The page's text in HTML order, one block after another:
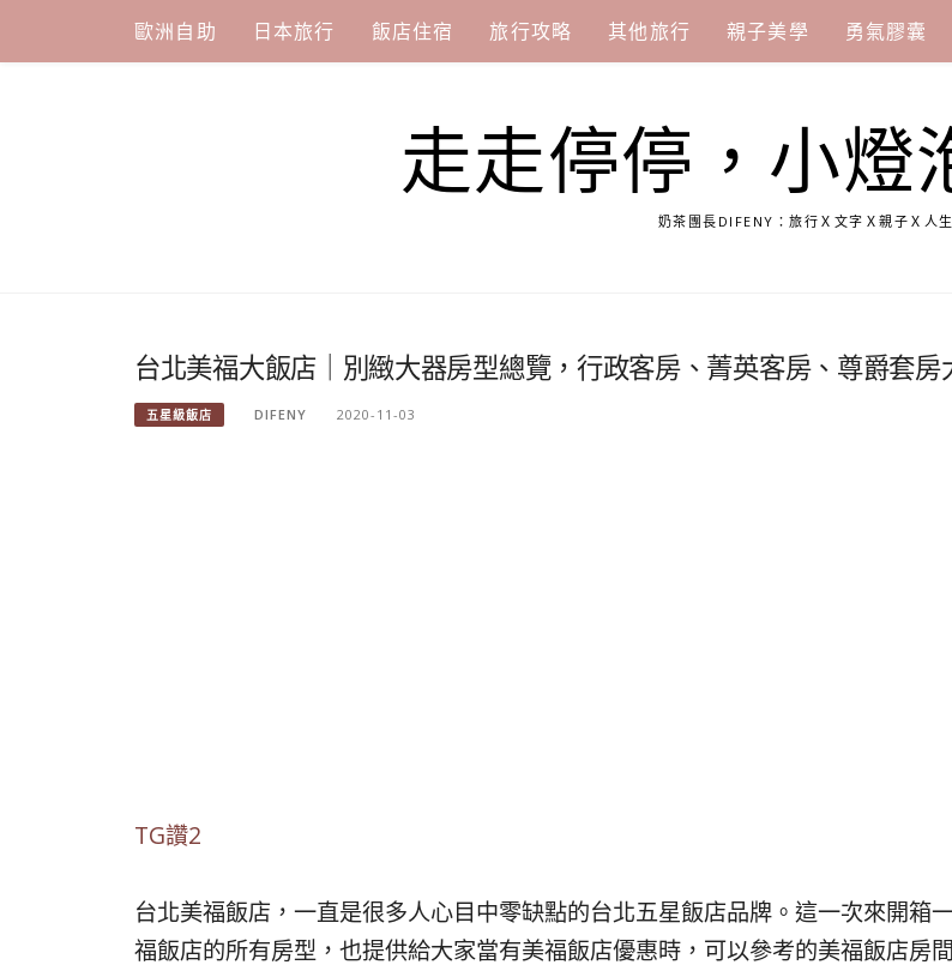
content
歐洲自助 日本旅行 飯店住宿 旅行攻略 其他旅行 親子美學 勇氣膠囊
走走停停，小燈
奶茶團長DIFENY：旅行Ｘ文字Ｘ親子Ｘ人生
台北美福大飯店｜別緻大器房型總覽，行政客房、菁英客房、尊爵套房
五星級飯店 DIFENY 2020-11-03
TG讚2
台北美福飯店，一直是很多人心目中零缺點的台北五星飯店品牌。這一次來開箱
福飯店的所有房型，也提供給大家當有美福飯店優惠時，可以參考的美福飯店房